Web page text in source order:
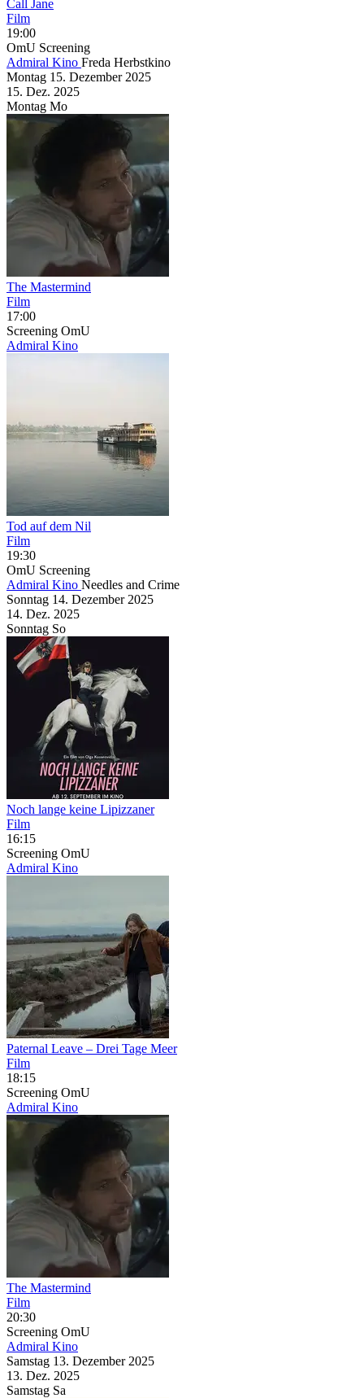
Call Jane
Film
19:00
OmU Screening
Admiral Kino Freda Herbstkino
Montag 15. Dezember 2025
15. Dez. 2025
Montag Mo
The Mastermind
Film
17:00
Screening OmU
Admiral Kino
Tod auf dem Nil
Film
19:30
OmU Screening
Admiral Kino Needles and Crime
Sonntag 14. Dezember 2025
14. Dez. 2025
Sonntag So
Noch lange keine Lipizzaner
Film
16:15
Screening OmU
Admiral Kino
Paternal Leave – Drei Tage Meer
Film
18:15
Screening OmU
Admiral Kino
The Mastermind
Film
20:30
Screening OmU
Admiral Kino
Samstag 13. Dezember 2025
13. Dez. 2025
Samstag Sa